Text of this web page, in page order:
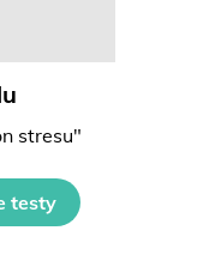
stresu"
testy